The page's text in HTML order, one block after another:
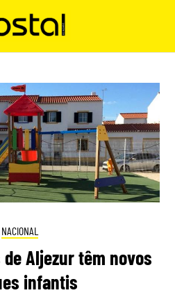
NACIONAL
Aljezur têm novos
infantis